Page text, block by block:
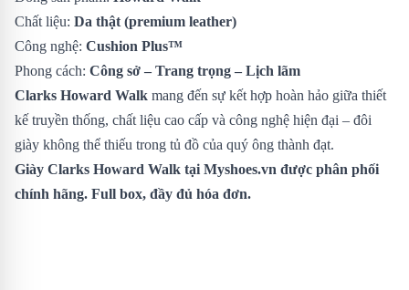
Chất liệu: Da thật (premium leather)
Công nghệ: Cushion Plus™
Phong cách: Công sở – Trang trọng – Lịch lãm
Clarks Howard Walk mang đến sự kết hợp hoàn hảo giữa thiết
kế truyền thống, chất liệu cao cấp và công nghệ hiện đại – đôi
giày không thể thiếu trong tủ đồ của quý ông thành đạt.
Giày Clarks Howard Walk tại Myshoes.vn được phân phối
chính hãng. Full box, đầy đủ hóa đơn.